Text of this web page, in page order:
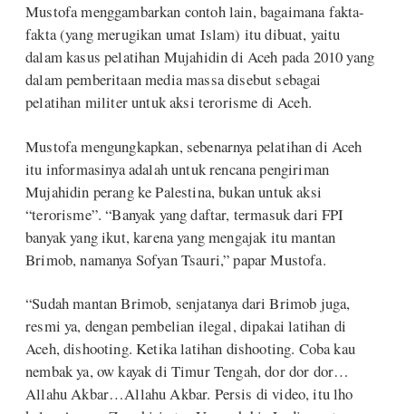
Mustofa menggambarkan contoh lain, bagaimana fakta-
fakta (yang merugikan umat Islam) itu dibuat, yaitu
dalam kasus pelatihan Mujahidin di Aceh pada 2010 yang
dalam pemberitaan media massa disebut sebagai
pelatihan militer untuk aksi terorisme di Aceh.
Mustofa mengungkapkan, sebenarnya pelatihan di Aceh
itu informasinya adalah untuk rencana pengiriman
Mujahidin perang ke Palestina, bukan untuk aksi
“terorisme”. “Banyak yang daftar, termasuk dari FPI
banyak yang ikut, karena yang mengajak itu mantan
Brimob, namanya Sofyan Tsauri,” papar Mustofa.
“Sudah mantan Brimob, senjatanya dari Brimob juga,
resmi ya, dengan pembelian ilegal, dipakai latihan di
Aceh, dishooting. Ketika latihan dishooting. Coba kau
nembak ya, ow kayak di Timur Tengah, dor dor dor…
Allahu Akbar…Allahu Akbar. Persis di video, itu lho